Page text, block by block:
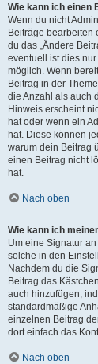
Wie kann ich einen
Wenn du nicht
Beiträge bearbeiten
du das „Ändere
eventuell ist dies
möglich. Wenn
Beitrag in der
die Anzahl als auch
Hinweis erscheint
hat oder wenn ein
hat. Diese können
warum dein Beitrag
einen Beitrag nicht
hat.
Nach oben
Wie kann ich
Um eine Signatur
solche in den
Nachdem du die
Beitrag das
auch hinzufügen,
standardmäßige
einzelnen Beitrag
dort einfach das
Nach oben